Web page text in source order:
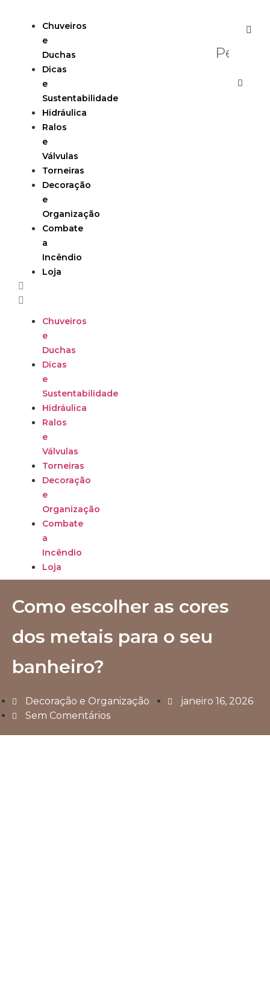
Chuveiros
e
Duchas
Dicas
e
Sustentabilidade
Hidráulica
Ralos
e
Válvulas
Torneiras
Decoração
e
Organização
Combate
a
Incêndio
Loja
Chuveiros
e
Duchas
Dicas
e
Sustentabilidade
Hidráulica
Ralos
e
Válvulas
Torneiras
Decoração
e
Organização
Combate
a
Incêndio
Loja
Como escolher as cores
dos metais para o seu
banheiro?
Decoração e Organização
janeiro 16, 2026
Sem Comentários